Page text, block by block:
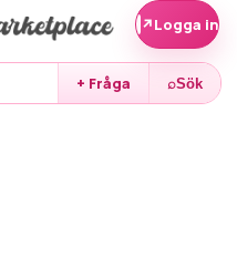
+ Fråga ⌕Sök
↗Logga in